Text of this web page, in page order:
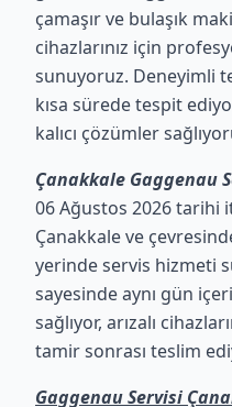
çamaşır ve bulaşık
cihazlarınız için
sunuyoruz. Deneyimli
kısa sürede tespit
kalıcı çözümler
Çanakkale Gaggenau
06 Ağustos 2026 tarihi
Çanakkale ve
yerinde servis hizmeti
sayesinde aynı gün
sağlıyor, arızalı
tamir sonrası teslim
Gaggenau Servisi